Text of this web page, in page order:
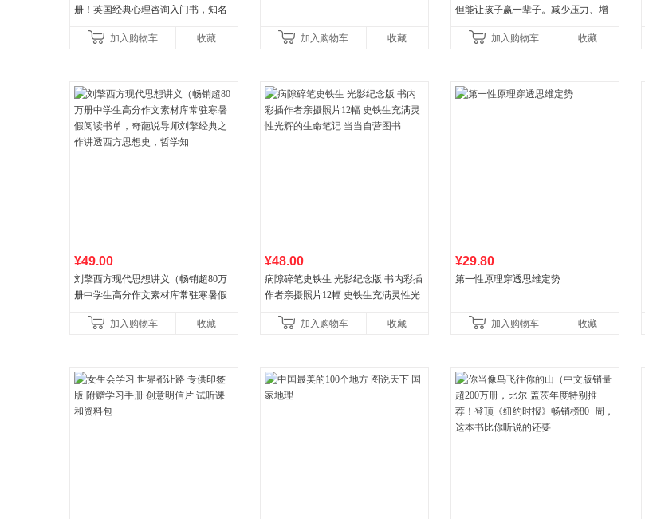
册！英国经典心理咨询入门书，知名
加入购物车
收藏 加入购物车 收藏
但能让孩子赢一辈子。减少压力、增
合“小行动”触发大脑行动开
加入购物车 收藏
¥49.00
刘擎西方现代思想讲义（畅销超80万
册中学生高分作文素材库常驻寒暑假
讲透西方思想史，哲学知
加入购物车 收藏
¥48.00
病隙碎笔史铁生 光影纪念版 书内彩插
作者亲摄照片12幅 史铁生充满灵性光
加入购物车
收藏
¥29.80
第一性原理穿透思维定势
加入购物车 收藏